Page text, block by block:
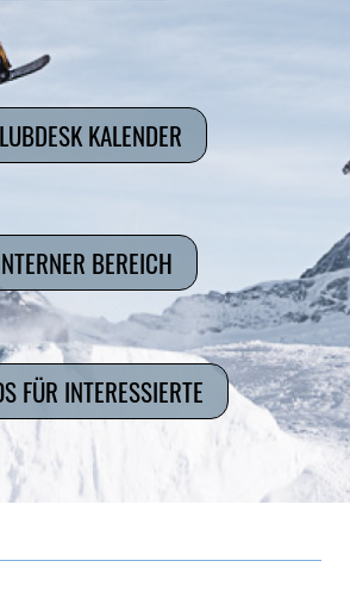
KALENDER
BEREICH
FÜR INTERESSIERTE